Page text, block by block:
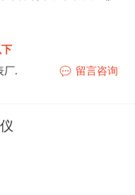
厂.
留言咨询